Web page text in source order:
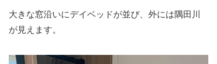
大きな窓沿いにデイベッドが並び、外には隅田川
が見えます。